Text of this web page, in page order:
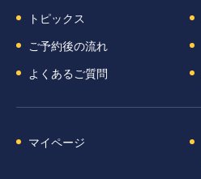
トピックス
ご予約後の流れ
よくあるご質問
マイページ